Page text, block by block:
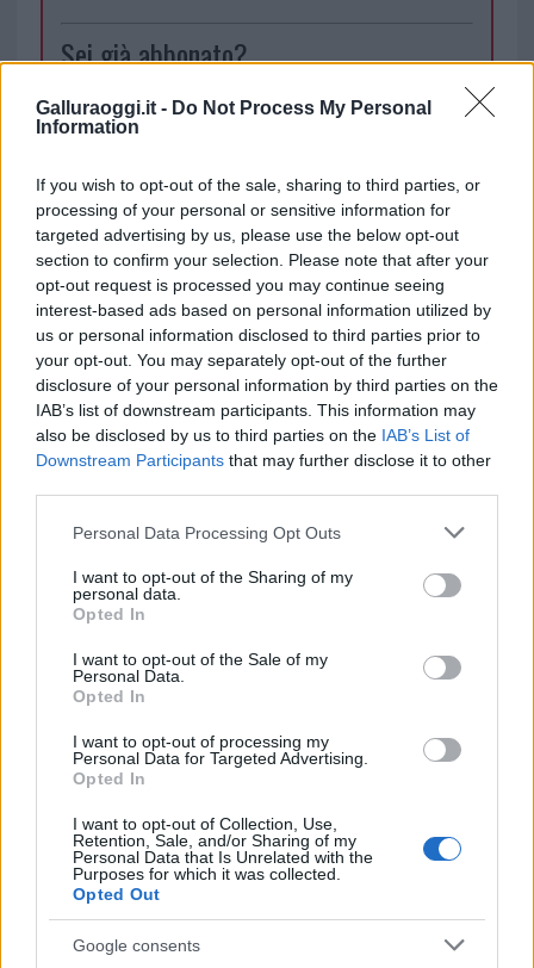
Galluraoggi.it - Do Not Process My Personal
Information
If you wish to opt-out of the sale, sharing to third parties, or
processing of your personal or sensitive information for
targeted advertising by us, please use the below opt-out
section to confirm your selection. Please note that after your
opt-out request is processed you may continue seeing
interest-based ads based on personal information utilized by
us or personal information disclosed to third parties prior to
your opt-out. You may separately opt-out of the further
disclosure of your personal information by third parties on the
IAB’s list of downstream participants. This information may
also be disclosed by us to third parties on the IAB’s List of
Downstream Participants that may further disclose it to other
Please note that this website/app uses one or more Google
not limited to your visit or usage behaviour. You may click to
grant or deny consent to Google and its third-party tags to
use your data for below specified purposes in below Google
consent section.
Personal Data Processing Opt Outs
I want to opt-out of the Sharing of my
personal data.
Opted In
I want to opt-out of the Sale of my
Personal Data.
Opted In
I want to opt-out of processing my
Personal Data for Targeted Advertising.
Opted In
I want to opt-out of Collection, Use,
Retention, Sale, and/or Sharing of my
Personal Data that Is Unrelated with the
Purposes for which it was collected.
Opted Out
Google consents
Sei già abbonato?
Puoi effettuare l'accesso andando nella
sezione
TEMI: De Vizia Olbia
Differenziata Olbia
Notizie Olbia
Notizie Sardegna
Nuovi Mastelli Olbia
Notizie in tempo reale?
Entra nel canale telegram di
GalluraOggi.it
i tuoi video e le tue foto
345 356 7512
daGoogle News
Condividi l'articolo